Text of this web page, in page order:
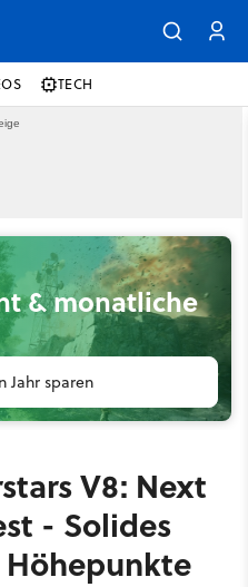
TECH
& monatliche
Jahr sparen
V8: Next
- Solides
Höhepunkte